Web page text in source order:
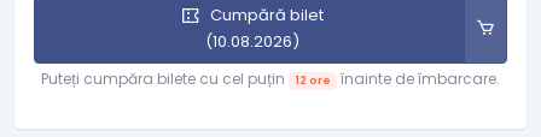
Cumpără bilet
(10.08.2026)
Puteți cumpăra bilete cu cel puțin 12 ore înainte de îmbarcare.